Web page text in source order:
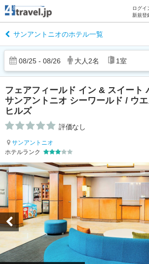
ログイ
新規登
サンアントニオのホテル一覧
08/25 - 08/26 大人 2名 1室
フェアフィールド イン & スイート
サンアントニオ シーワールド / ウ
ヒルズ
評価なし
サンアントニオ
ホテルランク